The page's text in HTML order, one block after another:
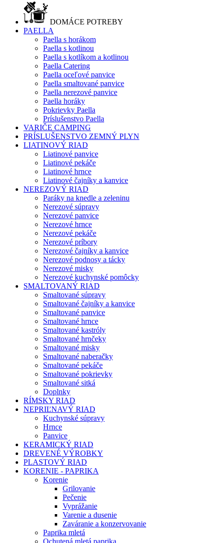
DOMÁCE POTREBY
PAELLA
Paella s horákom
Paella s kotlinou
Paella s kotlíkom a kotlinou
Paella Catering
Paella oceľové panvice
Paella smaltované panvice
Paella nerezové panvice
Paella horáky
Pokrievky Paella
Príslušenstvo Paella
VARIČE CAMPING
PRÍSLUŠENSTVO ZEMNÝ PLYN
LIATINOVÝ RIAD
Liatinové panvice
Liatinové pekáče
Liatinové hrnce
Liatinové čajníky a kanvice
NEREZOVÝ RIAD
Paráky na knedle a zeleninu
Nerezové súpravy
Nerezové panvice
Nerezové hrnce
Nerezové pekáče
Nerezové príbory
Nerezové čajníky a kanvice
Nerezové podnosy a tácky
Nerezové misky
Nerezové kuchynské pomôcky
SMALTOVANÝ RIAD
Smaltované súpravy
Smaltované čajníky a kanvice
Smaltované panvice
Smaltované hrnce
Smaltované kastróly
Smaltované hrnčeky
Smaltované misky
Smaltované naberačky
Smaltované pekáče
Smaltované pokrievky
Smaltované sitká
Doplnky
RÍMSKY RIAD
NEPRIĽNAVÝ RIAD
Kuchynské súpravy
Hrnce
Panvice
KERAMICKÝ RIAD
DREVENÉ VÝROBKY
PLASTOVÝ RIAD
KORENIE - PAPRIKA
Korenie
Grilovanie
Pečenie
Vyprážanie
Varenie a dusenie
Zaváranie a konzervovanie
Paprika mletá
Ochutená mletá paprika